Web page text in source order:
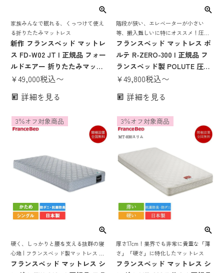
家族みんなで眠れる、くっつけて使え
る折りたたみマットレス
新作 フランスベッド マットレ
ス FD-W02 JT | 正規品 フォー
ルドエアー 折りたたみマット
レス ファミリーマットレス フ
っつける シングル セミダブル
国産
¥49,000税込〜
詳細を見る
階段が狭い、エレベーターが小さい
等、搬入難しいに特にオススメ！圧縮
梱包だから搬入もしやすい！腰をしっ
かりと支えてくれるスプリングマット
フランスベッド マットレス ポ
ルテ R-ZERO-300 | 正規品 フ
ランスベッド製 POLUTE 圧縮
梱包 ベッド マットレス ベッド
ル ダブル シングルベッド セミ
菌 防臭 防ダニ シングルマット
レス ダブルマットレス
¥49,800税込〜
詳細を見る
硬く、しっかりと腰を支える抜群の寝
心地 | フランスベッド製マットレス ベ
ッド ベッドマット ベッドマットレス
フランスベッド マットレス シ
3％オフ対象商品
厚さ17cm！業界でも非常に貴重な「薄
さ」「硬さ」に特化したマットレス
フランスベッド マットレス シ
3％オフ対象商品